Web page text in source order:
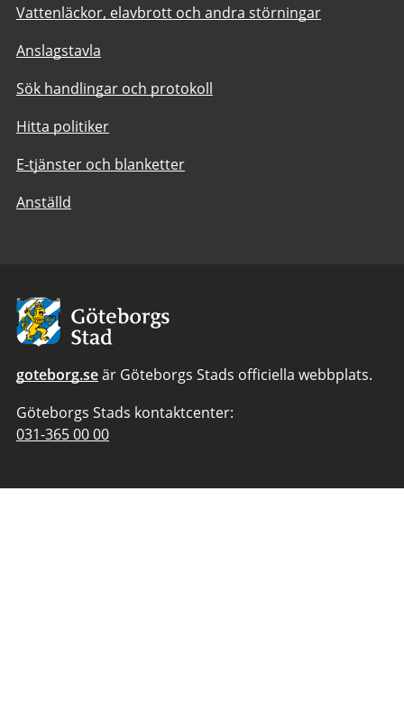
Vattenläckor, elavbrott och andra störningar
Anslagstavla
Sök handlingar och protokoll
Hitta politiker
E-tjänster och blanketter
Anställd
Avsändare:
Göteborgs
Stad
goteborg.seär Göteborgs Stads officiella webbplats.
Göteborgs Stads kontaktcenter:
Telefonnummer
031-365 00 00